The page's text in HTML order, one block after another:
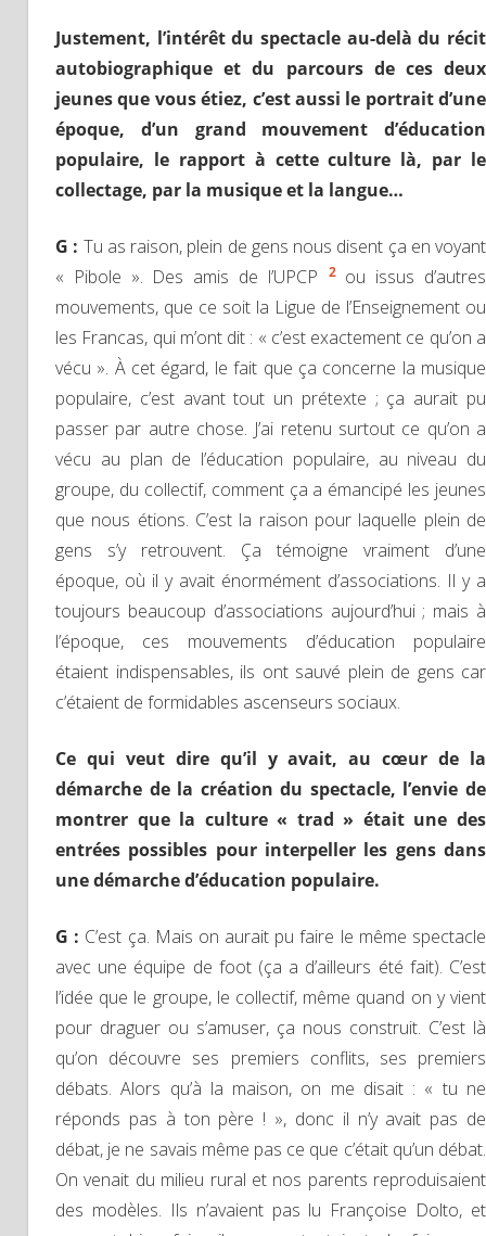
Justement, l’intérêt du spectacle au-delà du récit
autobiographique et du parcours de ces deux
jeunes que vous étiez, c’est aussi le portrait d’une
époque, d’un grand mouvement d’éducation
populaire, le rapport à cette culture là, par le
collectage, par la musique et la langue…
G : Tu as raison, plein de gens nous disent ça en voyant
« Pibole ». Des amis de l’UPCP
2ou issus d’autres
mouvements, que ce soit la Ligue de l’Enseignement ou
les Francas, qui m’ont dit : « c’est exactement ce qu’on a
vécu ». À cet égard, le fait que ça concerne la musique
populaire, c’est avant tout un prétexte ; ça aurait pu
passer par autre chose. J’ai retenu surtout ce qu’on a
vécu au plan de l’éducation populaire, au niveau du
groupe, du collectif, comment ça a émancipé les jeunes
que nous étions. C’est la raison pour laquelle plein de
gens s’y retrouvent. Ça témoigne vraiment d’une
époque, où il y avait énormément d’associations. Il y a
toujours beaucoup d’associations aujourd’hui ; mais à
l’époque, ces mouvements d’éducation populaire
étaient indispensables, ils ont sauvé plein de gens car
c’étaient de formidables ascenseurs sociaux.
Ce qui veut dire qu’il y avait, au cœur de la
démarche de la création du spectacle, l’envie de
montrer que la culture « trad » était une des
entrées possibles pour interpeller les gens dans
une démarche d’éducation populaire.
G : C’est ça. Mais on aurait pu faire le même spectacle
avec une équipe de foot (ça a d’ailleurs été fait). C’est
l’idée que le groupe, le collectif, même quand on y vient
pour draguer ou s’amuser, ça nous construit. C’est là
qu’on découvre ses premiers conflits, ses premiers
débats. Alors qu’à la maison, on me disait : « tu ne
réponds pas à ton père ! », donc il n’y avait pas de
débat, je ne savais même pas ce que c’était qu’un débat.
On venait du milieu rural et nos parents reproduisaient
des modèles. Ils n’avaient pas lu Françoise Dolto, et